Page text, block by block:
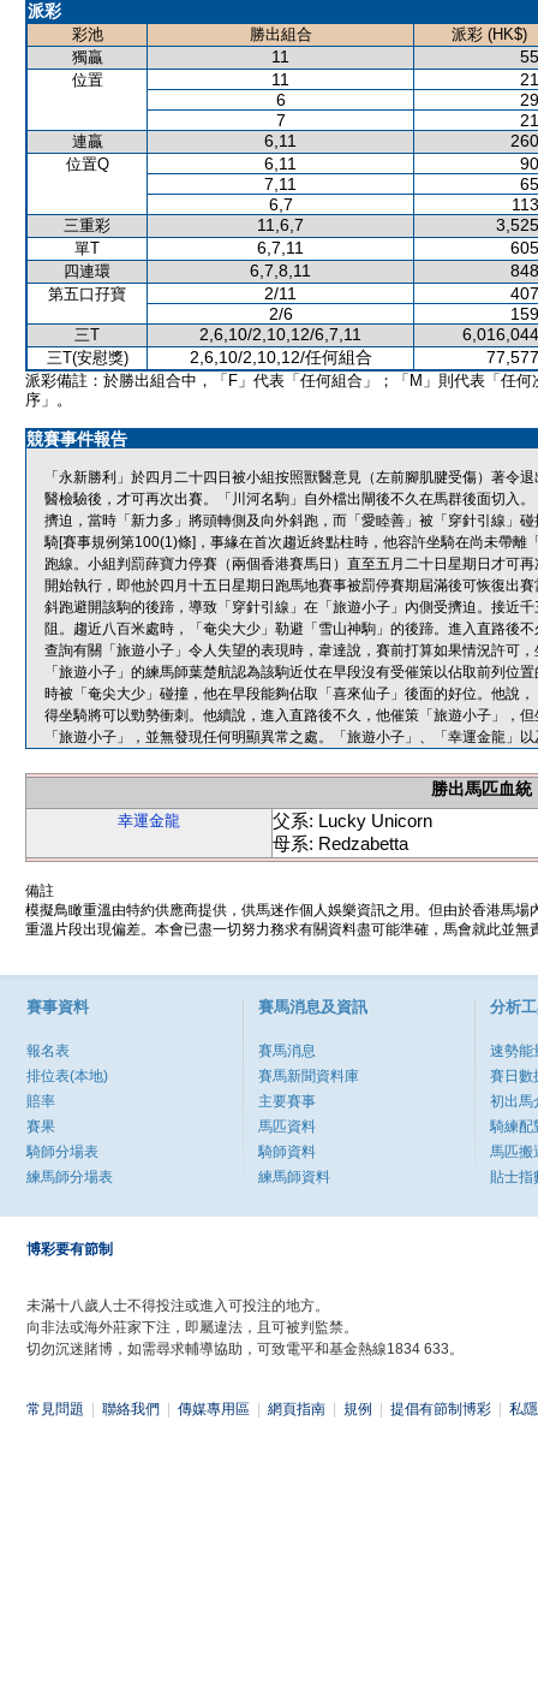
派彩
彩池 勝出組合
派彩 (HK$)
獨贏
11
位置 11
6
7
連贏 6,11
位置Q 6,11
7,11
6,7
三重彩 11,6,7
單T 6,7,11
四連環 6,7,8,11
第五口孖寶 2/11
2/6
三T 2,6,10/2,10,12/6,7,11
三T(安慰獎) 2,6,10/2,10,12/任何組合
派彩備註：於勝出組合中，「F」代表「任何組合」；「M」則代表「任何
序」。
競賽事件報告
「永新勝利」於四月二十四日被小組按照獸醫意見（左前腳肌腱受傷）著令
醫檢驗後，才可再次出賽。「川河名駒」自外檔出閘後不久在馬群後面切入
擠迫，當時「新力多」將頭轉側及向外斜跑，而「愛睦善」被「穿針引線」
騎[賽事規例第100(1)條]，事緣在首次趨近終點柱時，他容許坐騎在尚未帶
跑線。小組判罰薛寶力停賽（兩個香港賽馬日）直至五月二十日星期日才可
開始執行，即他於四月十五日星期日跑馬地賽事被罰停賽期屆滿後可恢復出
斜跑避開該駒的後蹄，導致「穿針引線」在「旅遊小子」內側受擠迫。接近
阻。趨近八百米處時，「奄尖大少」勒避「雪山神駒」的後蹄。進入直路後
查詢有關「旅遊小子」令人失望的表現時，韋達說，賽前打算如果情況許可
「旅遊小子」的練馬師葉楚航認為該駒近仗在早段沒有受催策以佔取前列位
時被「奄尖大少」碰撞，他在早段能夠佔取「喜來仙子」後面的好位。他說
得坐騎將可以勁勢衝刺。他續說，進入直路後不久，他催策「旅遊小子」，
「旅遊小子」，並無發現任何明顯異常之處。「旅遊小子」、「幸運金龍」
勝出馬匹血統
幸運金龍
父系: Lucky Unicorn
母系: Redzabetta
備註
模擬鳥瞰重溫由特約供應商提供，供馬迷作個人娛樂資訊之用。但由於香港馬
重溫片段出現偏差。本會已盡一切努力務求有關資料盡可能準確，馬會就此並
賽事資料
報名表
排位表(本地)
賠率
賽果
騎師分場表
練馬師分場表
賽馬消息及資訊
賽馬消息
賽馬新聞資料庫
主要賽事
馬匹資料
騎師資料
練馬師資料
分析
速勢能
賽日數
初出馬
騎練配
馬匹搬
貼士指
博彩要有節制
未滿十八歲人士不得投注或進入可投注的地方。
向非法或海外莊家下注，即屬違法，且可被判監禁。
切勿沉迷賭博，如需尋求輔導協助，可致電平和基金熱線1834 633。
常見問題 聯絡我們 傳媒專用區 網頁指南 規例 提倡有節制博彩 私